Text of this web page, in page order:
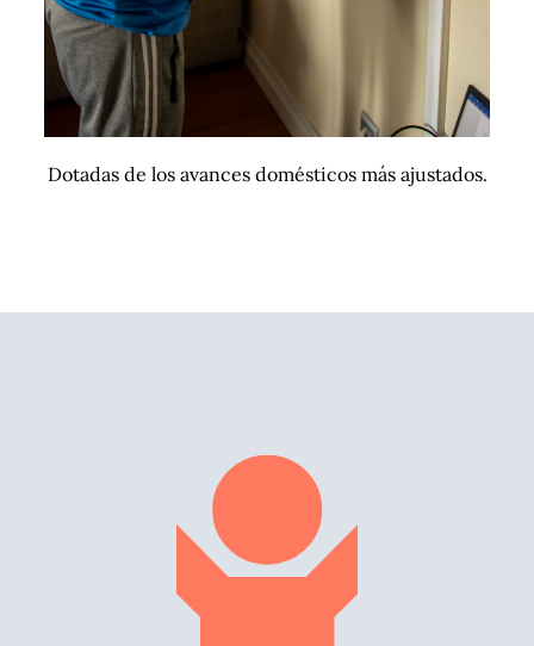
Dotadas de los avances domésticos más ajustados.